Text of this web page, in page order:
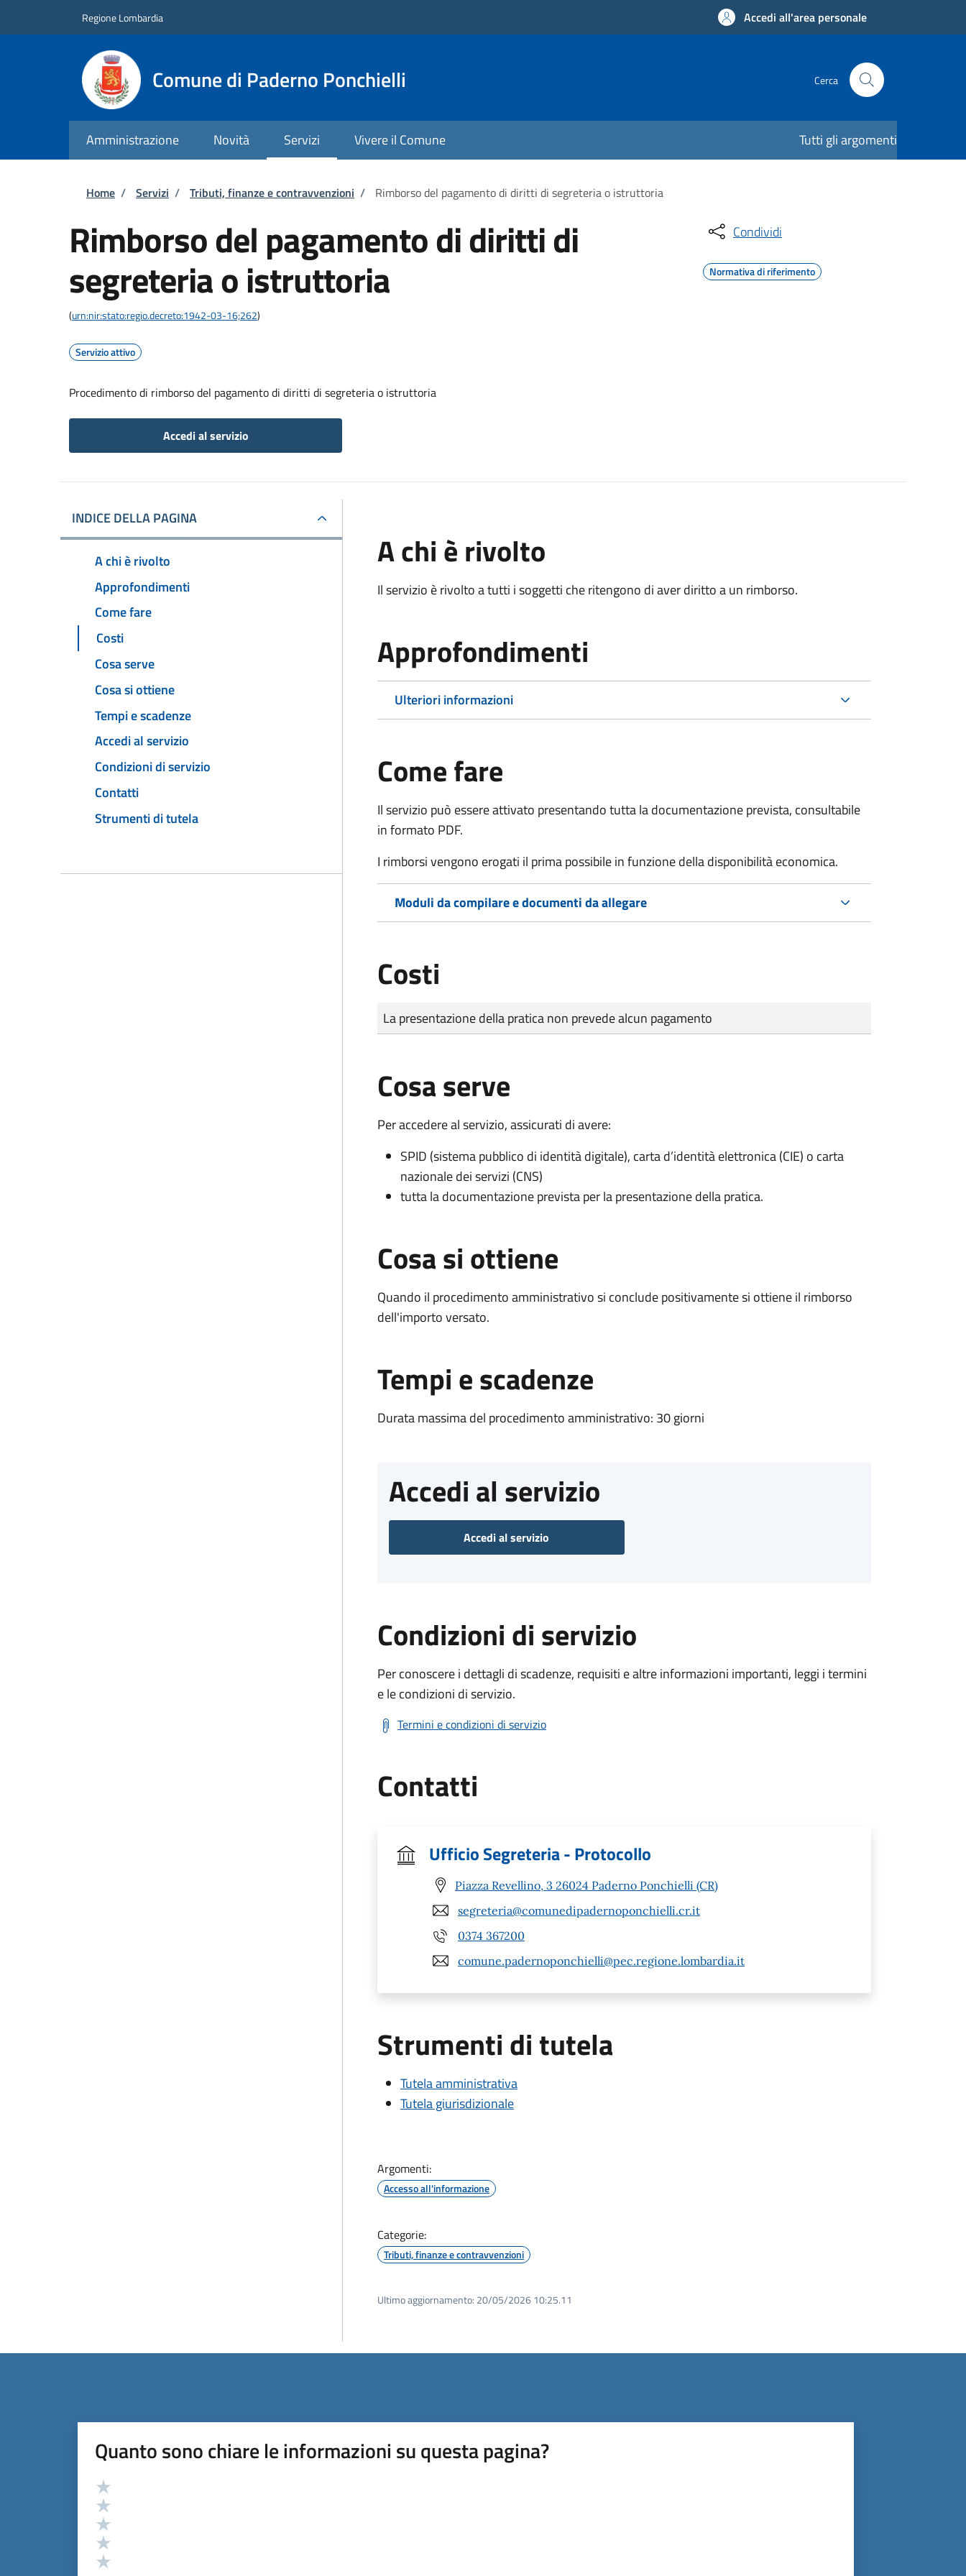
Regione Lombardia Accedi all'area personale
Comune di Paderno Ponchielli Cerca
Amministrazione Novità Servizi Vivere il Comune Tutti gli argomenti
Briciole di pane
Home / Servizi / Tributi, finanze e contravvenzioni / Rimborso del pagamento di diritti di segreteria o istruttoria
Rimborso del pagamento di diritti di
segreteria o istruttoria
(urn:nir:stato:regio.decreto:1942-03-16;262)
Servizio attivo
Procedimento di rimborso del pagamento di diritti di segreteria o istruttoria
Accedi al servizio
Condividi
Normativa di riferimento
INDICE DELLA PAGINA
A chi è rivolto
Approfondimenti
Come fare
Costi
Cosa serve
Cosa si ottiene
Tempi e scadenze
Accedi al servizio
Condizioni di servizio
Contatti
Strumenti di tutela
A chi è rivolto
Il servizio è rivolto a tutti i soggetti che ritengono di aver diritto a un rimborso.
Approfondimenti
Ulteriori informazioni
Come fare
Il servizio può essere attivato presentando tutta la documentazione prevista, consultabile
in formato PDF.
I rimborsi vengono erogati il prima possibile in funzione della disponibilità economica.
Moduli da compilare e documenti da allegare
Costi
Tipo di pagamento
Importo
La presentazione della pratica non prevede alcun pagamento
Cosa serve
Per accedere al servizio, assicurati di avere:
SPID (sistema pubblico di identità digitale), carta d’identità elettronica (CIE) o carta
nazionale dei servizi (CNS)
tutta la documentazione prevista per la presentazione della pratica.
Cosa si ottiene
Quando il procedimento amministrativo si conclude positivamente si ottiene il rimborso
dell'importo versato.
Tempi e scadenze
Durata massima del procedimento amministrativo: 30 giorni
Accedi al servizio
Accedi al servizio
Condizioni di servizio
Per conoscere i dettagli di scadenze, requisiti e altre informazioni importanti, leggi i termini
e le condizioni di servizio.
Termini e condizioni di servizio
Contatti
Ufficio Segreteria - Protocollo
Piazza Revellino, 3 26024 Paderno Ponchielli (CR)
segreteria@comunedipadernoponchielli.cr.it
0374 367200
comune.padernoponchielli@pec.regione.lombardia.it
Strumenti di tutela
Tutela amministrativa
Tutela giurisdizionale
Argomenti:
Accesso all'informazione
Categorie:
Tributi, finanze e contravvenzioni
Ultimo aggiornamento: 20/05/2026 10:25.11
Quanto sono chiare le informazioni su questa pagina?
Valutazione